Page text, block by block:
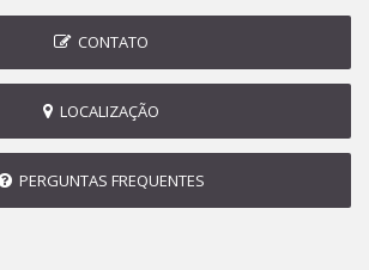
CONTATO
LOCALIZAÇÃO
PERGUNTAS FREQUENTES